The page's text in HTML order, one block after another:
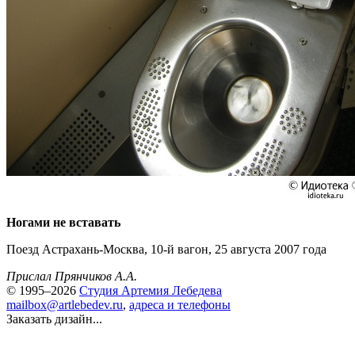
Ногами не вставать
Поезд Астрахань-Москва, 10-й вагон, 25 августа 2007 года
Прислал Прянчиков А.А.
© 1995–2026 Студия Артемия Лебедева
mailbox@artlebedev.ru, адреса и телефоны
Заказать дизайн...